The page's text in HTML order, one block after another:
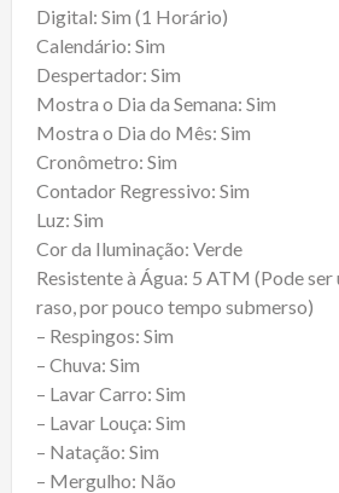
Digital: Sim (1 Horário)
Calendário: Sim
Despertador: Sim
Mostra o Dia da Semana: Sim
Mostra o Dia do Mês: Sim
Cronômetro: Sim
Contador Regressivo: Sim
Luz: Sim
Cor da Iluminação: Verde
Resistente à Água: 5 ATM (Pode ser
raso, por pouco tempo submerso)
– Respingos: Sim
– Chuva: Sim
– Lavar Carro: Sim
– Lavar Louça: Sim
– Natação: Sim
– Mergulho: Não